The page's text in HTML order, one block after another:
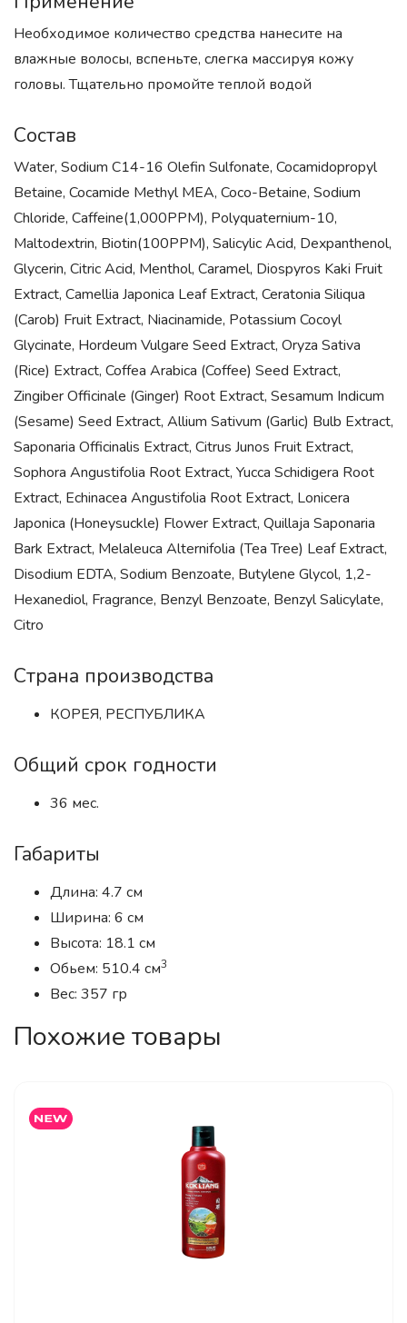
Необходимое количество средства нанесите на
влажные волосы, вспеньте, слегка массируя кожу
головы. Тщательно промойте теплой водой
Состав
Water, Sodium C14-16 Olefin Sulfonate, Cocamidopropyl
Betaine, Cocamide Methyl MEA, Coco-Betaine, Sodium
Chloride, Caffeine(1,000PPM), Polyquaternium-10,
Maltodextrin, Biotin(100PPM), Salicylic Acid, Dexpanthenol,
Glycerin, Citric Acid, Menthol, Caramel, Diospyros Kaki Fruit
Extract, Camellia Japonica Leaf Extract, Ceratonia Siliqua
(Carob) Fruit Extract, Niacinamide, Potassium Cocoyl
Glycinate, Hordeum Vulgare Seed Extract, Oryza Sativa
(Rice) Extract, Coffea Arabica (Coffee) Seed Extract,
Zingiber Officinale (Ginger) Root Extract, Sesamum Indicum
(Sesame) Seed Extract, Allium Sativum (Garlic) Bulb Extract,
Saponaria Officinalis Extract, Citrus Junos Fruit Extract,
Sophora Angustifolia Root Extract, Yucca Schidigera Root
Extract, Echinacea Angustifolia Root Extract, Lonicera
Japonica (Honeysuckle) Flower Extract, Quillaja Saponaria
Bark Extract, Melaleuca Alternifolia (Tea Tree) Leaf Extract,
Disodium EDTA, Sodium Benzoate, Butylene Glycol, 1,2-
Hexanediol, Fragrance, Benzyl Benzoate, Benzyl Salicylate,
Citro
Страна производства
КОРЕЯ, РЕСПУБЛИКА
Общий срок годности
36 мес.
Габариты
Длина: 4.7 см
Ширина: 6 см
Высота: 18.1 см
Обьем: 510.4 см3
Вес: 357 гр
Похожие товары